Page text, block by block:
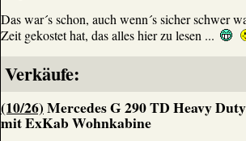
Das war´s schon, auch wenn´s sicher schwer
Zeit gekostet hat, das alles hier zu lesen ...
Verkäufe:
(10/26)Mercedes G 290 TD Heavy
mit ExKab Wohnkabine